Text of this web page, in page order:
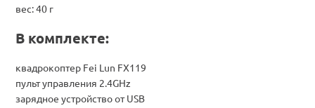
вес: 40 г
В комплекте:
квадрокоптер Fei Lun FX119
пульт управления 2.4GHz
зарядное устройство от USB